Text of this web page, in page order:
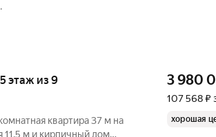
этаж из 9
квартира 37 м на
3 980
107 568 ₽
хорошая